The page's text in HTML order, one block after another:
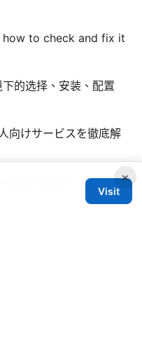
to check and fix it
的选择、安装、配置
向けサービスを徹底解
guide to
×
Visit